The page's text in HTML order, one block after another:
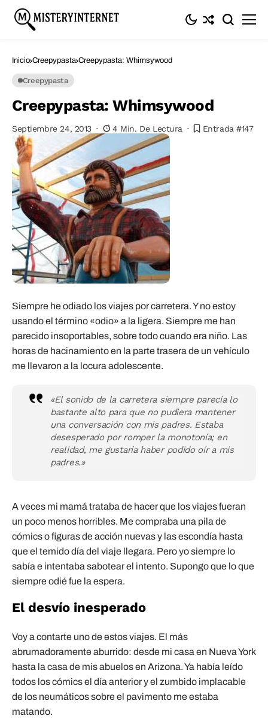
Inicio Creepypasta Creepypasta: Whimsywood
Creepypasta
Creepypasta: Whimsywood
Septiembre 24, 2013 4 Min. De Lectura Entrada #147
Siempre he odiado los viajes por carretera. Y no estoy
usando el término «odio» a la ligera. Siempre me han
parecido insoportables, sobre todo cuando era niño. Las
horas de hacinamiento en la parte trasera de un vehículo
me llevaron a la locura adolescente.
«El sonido de la carretera siempre parecía lo
bastante alto para que no pudiera mantener
una conversación con mis padres. Estaba
desesperado por romper la monotonía; en
realidad, me gustaría haber podido oír a mis
padres.»
A veces mi mamá trataba de hacer que los viajes fueran
un poco menos horribles. Me compraba una pila de
cómics o figuras de acción nuevas y las escondía hasta
que el temido día del viaje llegara. Pero yo siempre lo
sabía e intentaba sabotear el intento. Supongo que lo que
siempre odié fue la espera.
El desvío inesperado
Voy a contarte uno de estos viajes. El más
abrumadoramente aburrido: desde mi casa en Nueva York
hasta la casa de mis abuelos en Arizona. Ya había leído
todos los cómics el día anterior y el zumbido implacable
de los neumáticos sobre el pavimento me estaba
matando.